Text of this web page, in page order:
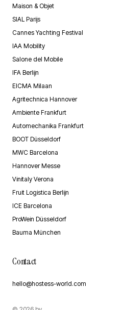
Maison & Objet
SIAL Parijs
Cannes Yachting Festival
IAA Mobility
Salone del Mobile
IFA Berlijn
EICMA Milaan
Agritechnica Hannover
Ambiente Frankfurt
Automechanika Frankfurt
BOOT Düsseldorf
MWC Barcelona
Hannover Messe
Vinitaly Verona
Fruit Logistica Berlijn
ICE Barcelona
ProWein Düsseldorf
Bauma München
Contact
hello@hostess-world.com